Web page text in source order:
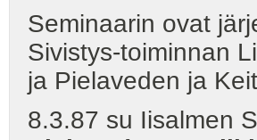
Seminaarin ovat
Sivistys-toiminnan
ja Pielaveden ja
8.3.87 su Iisalmen